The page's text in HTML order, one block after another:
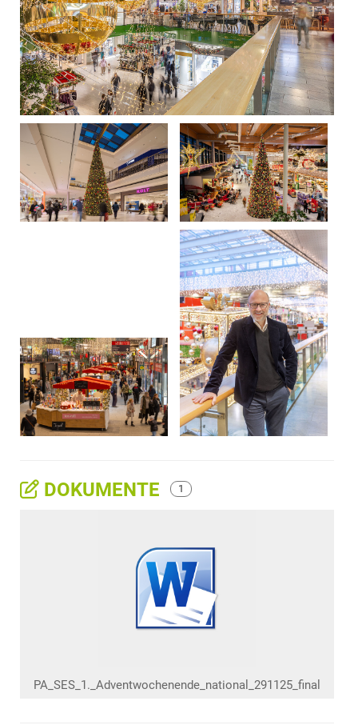
DOKUMENTE 1
PA_SES_1._Adventwochenende_national_291125_final